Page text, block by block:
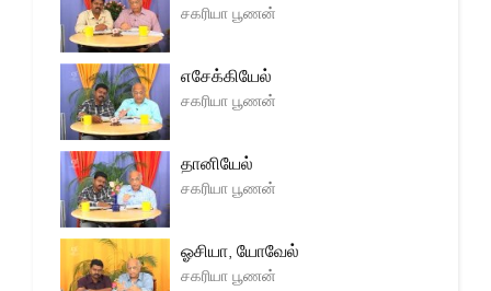
சகரியா பூணன்
எசேக்கியேல்
சகரியா பூணன்
தானியேல்
சகரியா பூணன்
ஓசியா, யோவேல்
சகரியா பூணன்